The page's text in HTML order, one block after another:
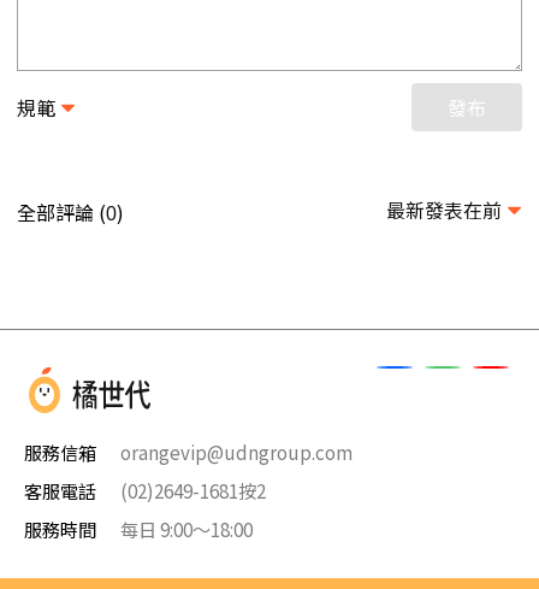
規範 發布
全部評論 (0) 最新發表在前
服務信箱
orangevip@udngroup.com
客服電話
(02)2649-1681按2
服務時間
每日 9:00～18:00